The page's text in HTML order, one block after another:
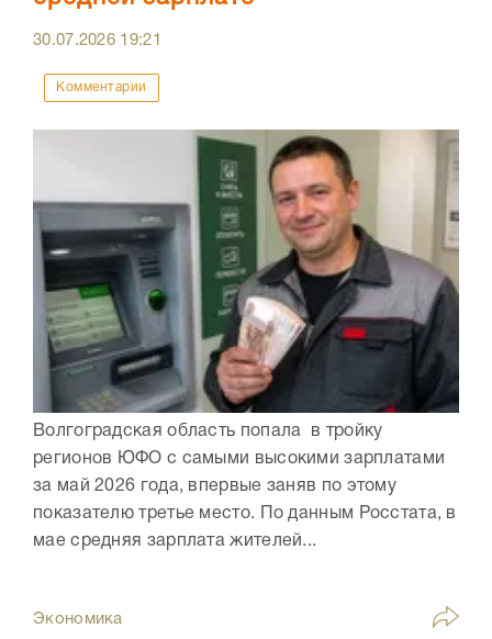
30.07.2026 19:21
Комментарии
Волгоградская область попала в тройку
регионов ЮФО с самыми высокими зарплатами
за май 2026 года, впервые заняв по этому
показателю третье место. По данным Росстата, в
мае средняя зарплата жителей...
Экономика